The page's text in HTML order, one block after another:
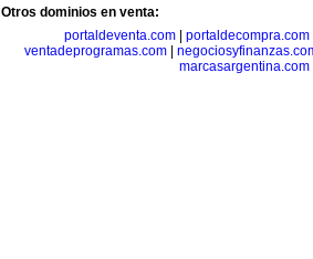
Otros dominios en venta:
portaldeventa.com
portaldecompra.com
ventadeprogramas.com|
marcasargentina.com